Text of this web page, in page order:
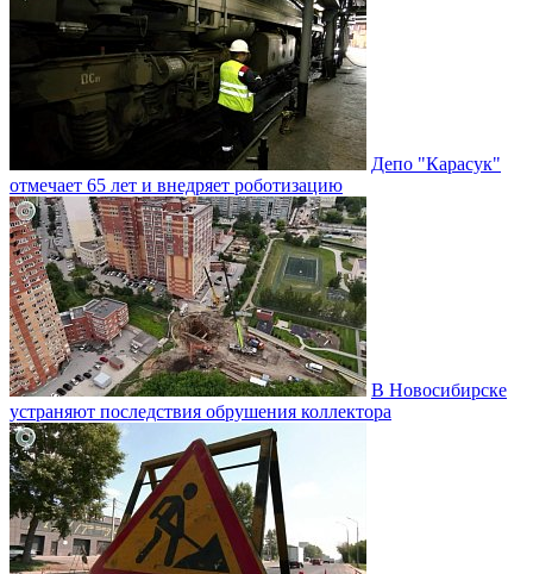
Депо "Карасук"
отмечает 65 лет и внедряет роботизацию
В Новосибирске
устраняют последствия обрушения коллектора